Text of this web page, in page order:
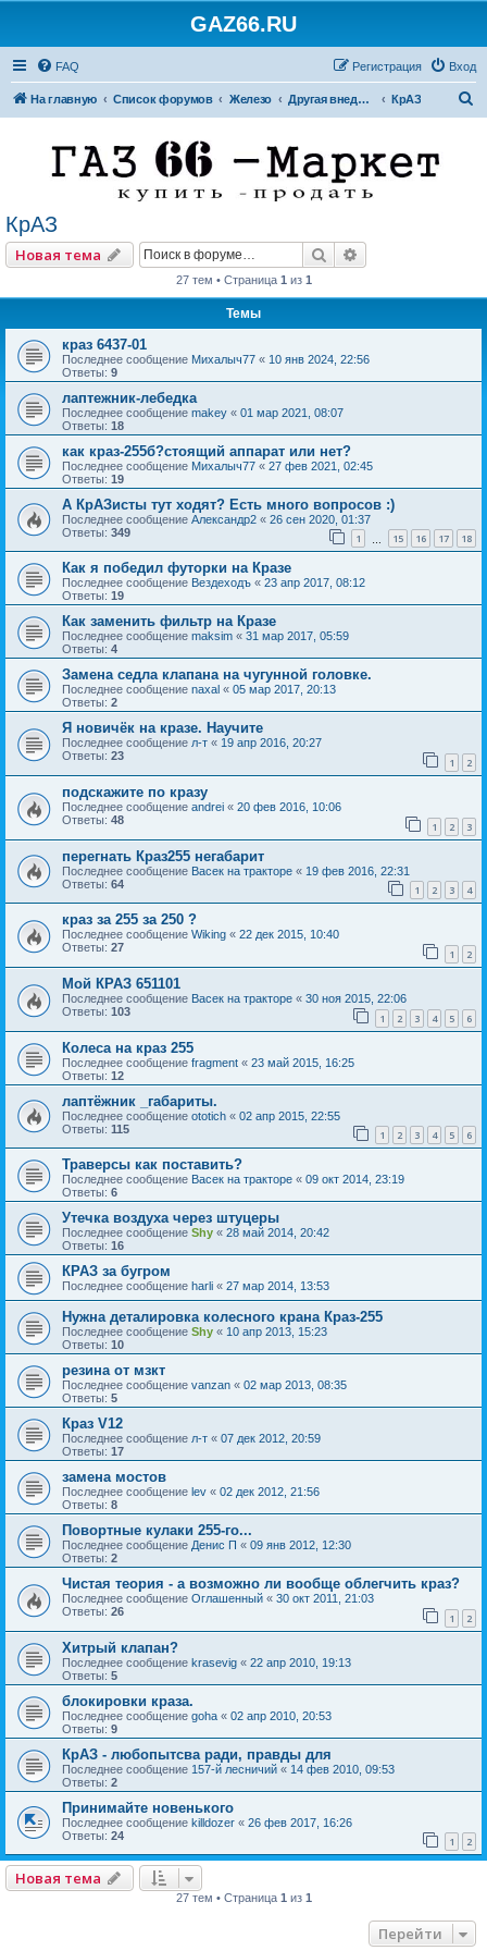
GAZ66.RU
FAQ Вход
Регистрация
На главную Список форумов Железо Другая внедорожная техника КрАЗ
КрАЗ
Новая тема Поиск
27 тем • Страница 1 из 1
Темы
краз 6437-01
Последнее сообщение Михалыч77 « 10 янв 2024, 22:56
Ответы: 9
лаптежник-лебедка
Последнее сообщение makey « 01 мар 2021, 08:07
Ответы: 18
как краз-255б?стоящий аппарат или нет?
Последнее сообщение Михалыч77 « 27 фев 2021, 02:45
Ответы: 19
А КрАЗисты тут ходят? Есть много вопросов :)
Последнее сообщение Александр2 « 26 сен 2020, 01:37
Ответы: 349 1 15 16 17 18
Как я победил футорки на Кразе
Последнее сообщение Вездеходъ « 23 апр 2017, 08:12
Ответы: 19
Как заменить фильтр на Кразе
Последнее сообщение maksim « 31 мар 2017, 05:59
Ответы: 4
Замена седла клапана на чугунной головке.
Последнее сообщение naxal « 05 мар 2017, 20:13
Ответы: 2
Я новичёк на кразе. Научите
Последнее сообщение л-т « 19 апр 2016, 20:27
Ответы: 23 1 2
подскажите по кразу
Последнее сообщение andrei « 20 фев 2016, 10:06
Ответы: 48 1 2 3
перегнать Краз255 негабарит
Последнее сообщение Васек на тракторе « 19 фев 2016, 22:31
Ответы: 64 1 2 3 4
краз за 255 за 250 ?
Последнее сообщение Wiking « 22 дек 2015, 10:40
Ответы: 27 1 2
Мой КРАЗ 651101
Последнее сообщение Васек на тракторе « 30 ноя 2015, 22:06
Ответы: 103 1 2 3 4 5 6
Колеса на краз 255
Последнее сообщение fragment « 23 май 2015, 16:25
Ответы: 12
лаптёжник _габариты.
Последнее сообщение ototich « 02 апр 2015, 22:55
Ответы: 115 1 2 3 4 5 6
Траверсы как поставить?
Последнее сообщение Васек на тракторе « 09 окт 2014, 23:19
Ответы: 6
Утечка воздуха через штуцеры
Последнее сообщение Shy « 28 май 2014, 20:42
Ответы: 16
КРАЗ за бугром
Последнее сообщение harli « 27 мар 2014, 13:53
Нужна деталировка колесного крана Краз-255
Последнее сообщение Shy « 10 апр 2013, 15:23
Ответы: 10
резина от мзкт
Последнее сообщение vanzan « 02 мар 2013, 08:35
Ответы: 5
Краз V12
Последнее сообщение л-т « 07 дек 2012, 20:59
Ответы: 17
замена мостов
Последнее сообщение lev « 02 дек 2012, 21:56
Ответы: 8
Повортные кулаки 255-го...
Последнее сообщение Денис П « 09 янв 2012, 12:30
Ответы: 2
Чистая теория - а возможно ли вообще облегчить краз?
Последнее сообщение Оглашенный « 30 окт 2011, 21:03
Ответы: 26 1 2
Хитрый клапан?
Последнее сообщение krasevig « 22 апр 2010, 19:13
Ответы: 5
блокировки краза.
Последнее сообщение goha « 02 апр 2010, 20:53
Ответы: 9
КрАЗ - любопытсва ради, правды для
Последнее сообщение 157-й лесничий « 14 фев 2010, 09:53
Ответы: 2
Принимайте новенького
Последнее сообщение killdozer « 26 фев 2017, 16:26
Ответы: 24 1 2
Новая тема
27 тем • Страница 1из 1
Перейти